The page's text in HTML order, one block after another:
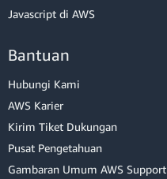
Javascript di AWS
Bantuan
Hubungi Kami
AWS Karier
Kirim Tiket Dukungan
Pusat Pengetahuan
Gambaran Umum AWS Support